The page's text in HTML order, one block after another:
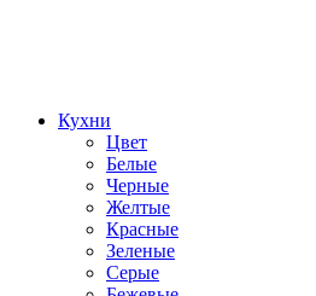
Кухни
Цвет
Белые
Черные
Желтые
Красные
Зеленые
Серые